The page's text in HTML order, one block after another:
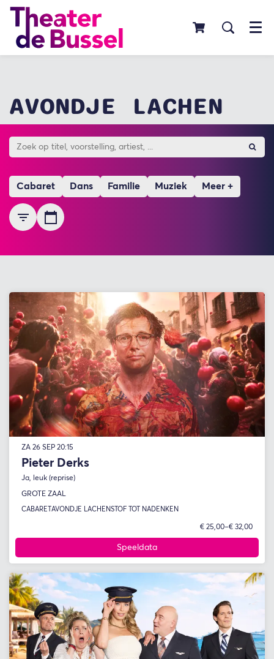
Menu
AVONDJE LACHEN
Cabaret Dans Familie Muziek Meer +
Pieter Derks
Ja, leuk (reprise)
ZA 26 SEP 20:15
GROTE ZAAL
CABARET AVONDJE LACHENSTOF TOT NADENKEN
€ 25,00–€ 32,00
Speeldata